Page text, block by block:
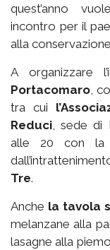
quest’anno
incontro per il
alla
A organizzare
Portacomaro ,
tra cui
Reduci , sede
alle 20 con la
Tre.
Anche la tavola
melanzane alla
lasagne alla